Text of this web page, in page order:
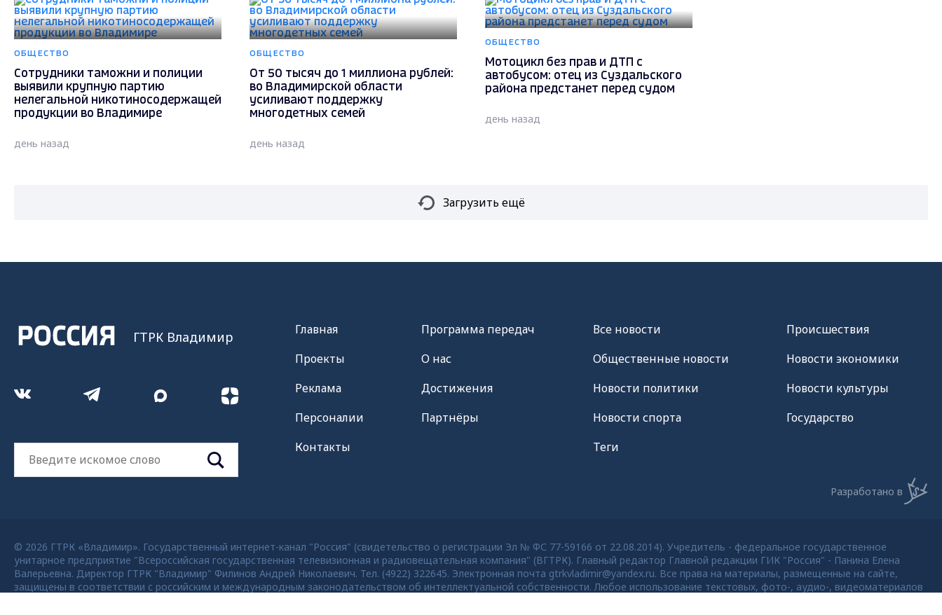
ОБЩЕСТВО
Сотрудники таможни и полиции
выявили крупную партию
нелегальной никотиносодержащей
продукции во Владимире
день назад
ОБЩЕСТВО
От 50 тысяч до 1 миллиона рублей:
во Владимирской области
усиливают поддержку
многодетных семей
день назад
ОБЩЕСТВО
Мотоцикл без прав и ДТП с
автобусом: отец из Суздальского
района предстанет перед судом
день назад
Загрузить ещё
ГТРК Владимир
Главная
Проекты
Реклама
Персоналии
Контакты
Программа передач
О нас
Достижения
Партнёры
Все новости
Общественные новости
Новости политики
Новости спорта
Теги
Происшествия
Новости экономики
Новости культуры
Государство
Разработано в
© 2026 ГТРК «Владимир». Государственный интернет-канал "Россия" (свидетельство о регистрации Эл № ФС 77-59166 от 22.08.2014). Учредитель - федеральное государственное
унитарное предприятие "Всероссийская государственная телевизионная и радиовещательная компания" (ВГТРК). Главный редактор Главной редакции ГИК "Россия" - Панина Елена
Валерьевна. Директор ГТРК "Владимир" Филинов Андрей Николаевич. Тел. (4922) 322645. Электронная почта gtrkvladimir@yandex.ru. Все права на материалы, размещенные на сайте,
защищены в соответствии с российским и международным законодательством об интеллектуальной собственности. Любое использование текстовых, фото-, аудио-, видеоматериалов